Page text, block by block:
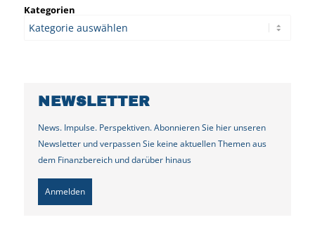
Kategorien
NEWSLETTER
News. Impulse. Perspektiven. Abonnieren Sie hier unseren
Newsletter und verpassen Sie keine aktuellen Themen aus
dem Finanzbereich und darüber hinaus
Anmelden